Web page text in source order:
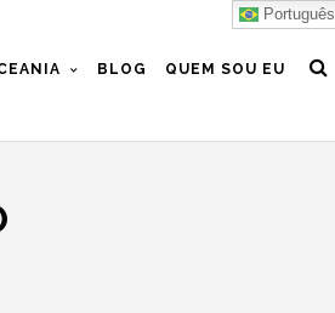
BLOG QUEM SOU EU
Português